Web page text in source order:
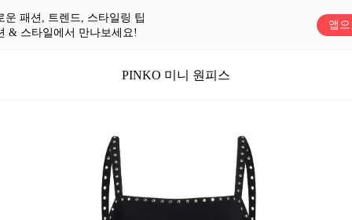
운 패션, 트렌드, 스타일링 팁
& 스타일에서 만나보세요!
앱
PINKO 미니 원피스